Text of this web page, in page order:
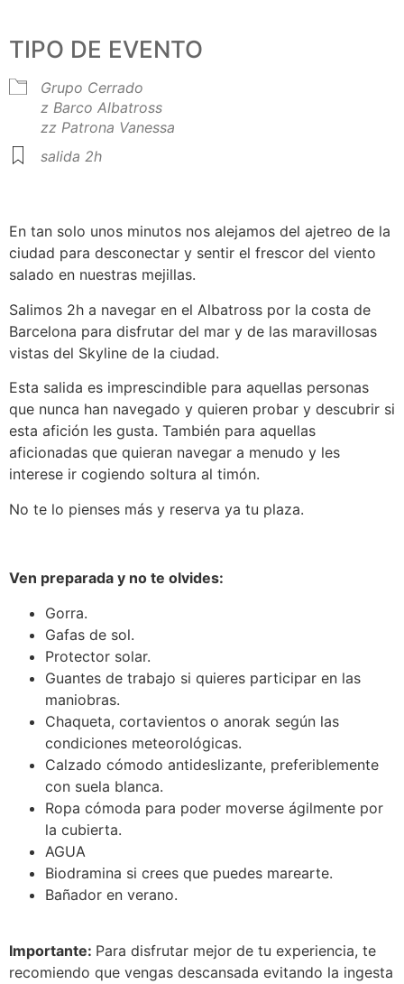
TIPO DE EVENTO
Grupo Cerrado
z Barco Albatross
zz Patrona Vanessa
salida 2h
En tan solo unos minutos nos alejamos del ajetreo de la
ciudad para desconectar y sentir el frescor del viento
salado en nuestras mejillas.
Salimos 2h a navegar en el Albatross por la costa de
Barcelona para disfrutar del mar y de las maravillosas
vistas del Skyline de la ciudad.
Esta salida es imprescindible para aquellas personas
que nunca han navegado y quieren probar y descubrir si
esta afición les gusta. También para aquellas
aficionadas que quieran navegar a menudo y les
interese ir cogiendo soltura al timón.
No te lo pienses más y reserva ya tu plaza.
Ven preparada y no te olvides:
Gorra.
Gafas de sol.
Protector solar.
Guantes de trabajo si quieres participar en las
maniobras.
Chaqueta, cortavientos o anorak según las
condiciones meteorológicas.
Calzado cómodo antideslizante, preferiblemente
con suela blanca.
Ropa cómoda para poder moverse ágilmente por
la cubierta.
AGUA
Biodramina si crees que puedes marearte.
Bañador en verano.
Importante: Para disfrutar mejor de tu experiencia, te
recomiendo que vengas descansada evitando la ingesta